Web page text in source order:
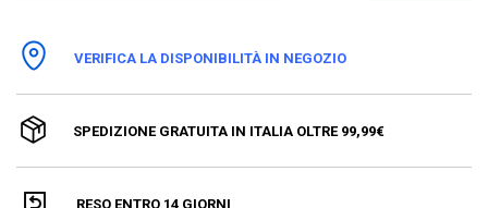
VERIFICA LA DISPONIBILITÀ IN NEGOZIO
SPEDIZIONE GRATUITA IN ITALIA OLTRE 99,99€
RESO ENTRO 14 GIORNI